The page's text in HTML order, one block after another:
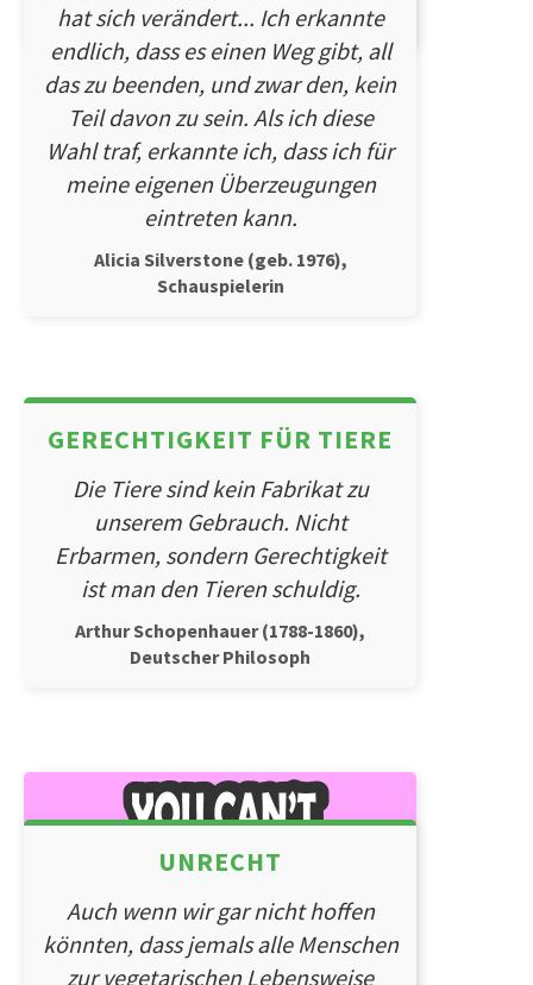
hat sich verändert... Ich erkannte
endlich, dass es einen Weg gibt, all
das zu beenden, und zwar den, kein
Teil davon zu sein. Als ich diese
Wahl traf, erkannte ich, dass ich für
meine eigenen Überzeugungen
eintreten kann.
Alicia Silverstone (geb. 1976),
Schauspielerin
GERECHTIGKEIT FÜR TIERE
Die Tiere sind kein Fabrikat zu
unserem Gebrauch. Nicht
Erbarmen, sondern Gerechtigkeit
ist man den Tieren schuldig.
Arthur Schopenhauer (1788-1860),
Deutscher Philosoph
UNRECHT
Auch wenn wir gar nicht hoffen
könnten, dass jemals alle Menschen
zur vegetarischen Lebensweise